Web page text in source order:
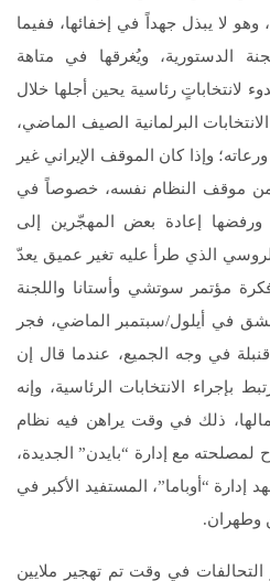
وهو لا يبذل جهداً في إخفائها، ففيما
الدستورية، ويُغرقها في متاهة
لانتخاباتٍ رئاسية يحين أجلها خلال
البرلمانية الصيف الماضي،
وإذا كان الموقف الإيراني غير
من موقف النظام نفسه، خصوصاً في
إعادة بعض المهجّرين إلى
الذي طرأ عليه تغير عميق يعدّ
مؤتمر سوتشي وأستانا واللجنة
في أيلول/سبتمبر الماضي، فجر
في وجه الجميع، عندما قال إن
بإجراء الانتخابات الرئاسية، وإنه
ذلك في وقت يراهن فيه نظام
لمصلحته مع إدارة “بايدن” الجديدة،
“أوباما”، المستفيد الأكبر في
وطهران.
التحالفات في وقت تم تهجير ملايين